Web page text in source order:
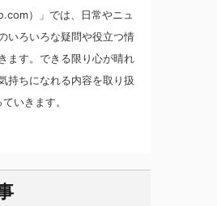
）」では、日常やニュ
いろいろな疑問や役立つ情
ます。できる限り心が晴れ
持ちになれる内容を取り扱
ていきます。